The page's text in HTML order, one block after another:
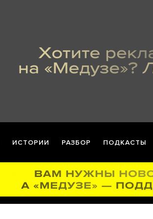
ИСТОРИИ РАЗБОР ПОДКАСТЫ